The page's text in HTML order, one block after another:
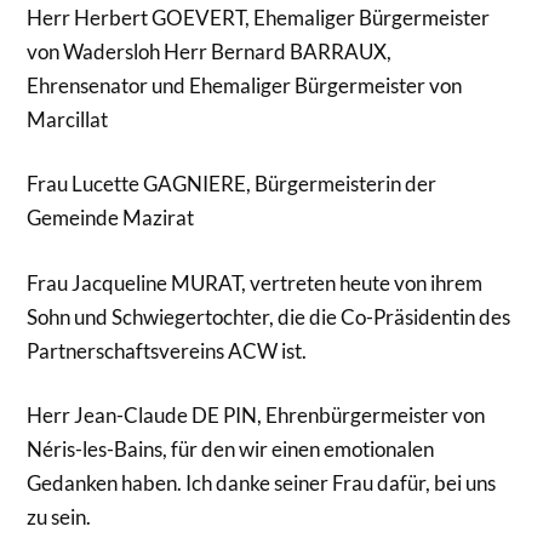
Herr Herbert GOEVERT, Ehemaliger Bürgermeister
von Wadersloh Herr Bernard BARRAUX,
Ehrensenator und Ehemaliger Bürgermeister von
Marcillat
Frau Lucette GAGNIERE, Bürgermeisterin der
Gemeinde Mazirat
Frau Jacqueline MURAT, vertreten heute von ihrem
Sohn und Schwiegertochter, die die Co-Präsidentin des
Partnerschaftsvereins ACW ist.
Herr Jean-Claude DE PIN, Ehrenbürgermeister von
Néris-les-Bains, für den wir einen emotionalen
Gedanken haben. Ich danke seiner Frau dafür, bei uns
zu sein.